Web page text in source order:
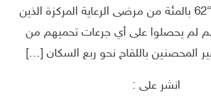
اليوم الخميس أن “62 بالمئة من مرضى الرعاية المركزة الذين
لم يحصلوا على أي جرعات تحميهم من
المحصنين باللقاح نحو ربع السكان […]
انشر على :